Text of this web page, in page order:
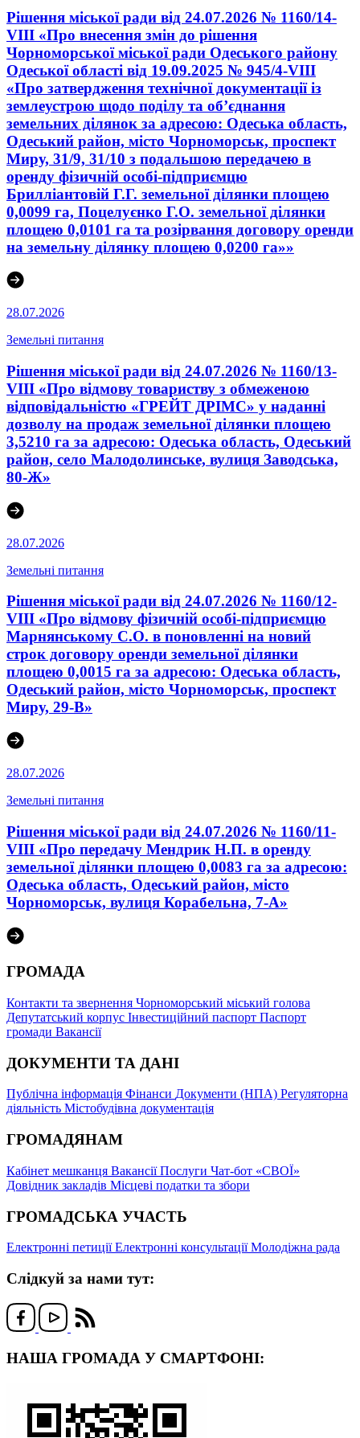
Рішення міської ради від 24.07.2026 № 1160/14-
VIII «Про внесення змін до рішення
Чорноморської міської ради Одеського району
Одеської області від 19.09.2025 № 945/4-VIII
«Про затвердження технічної документації із
землеустрою щодо поділу та об’єднання
земельних ділянок за адресою: Одеська область,
Одеський район, місто Чорноморськ, проспект
Миру, 31/9, 31/10 з подальшою передачею в
оренду фізичній особі-підприємцю
Брилліантовій Г.Г. земельної ділянки площею
0,0099 га, Поцелуєнко Г.О. земельної ділянки
площею 0,0101 га та розірвання договору оренди
на земельну ділянку площею 0,0200 га»»
28.07.2026
Земельні питання
Рішення міської ради від 24.07.2026 № 1160/13-
VIII «Про відмову товариству з обмеженою
відповідальністю «ГРЕЙТ ДРІМС» у наданні
дозволу на продаж земельної ділянки площею
3,5210 га за адресою: Одеська область, Одеський
район, село Малодолинське, вулиця Заводська,
80-Ж»
28.07.2026
Земельні питання
Рішення міської ради від 24.07.2026 № 1160/12-
VIII «Про відмову фізичній особі-підприємцю
Марнянському С.О. в поновленні на новий
строк договору оренди земельної ділянки
площею 0,0015 га за адресою: Одеська область,
Одеський район, місто Чорноморськ, проспект
Миру, 29-В»
28.07.2026
Земельні питання
Рішення міської ради від 24.07.2026 № 1160/11-
VIII «Про передачу Мендрик Н.П. в оренду
земельної ділянки площею 0,0083 га за адресою:
Одеська область, Одеський район, місто
Чорноморськ, вулиця Корабельна, 7-А»
ГРОМАДА
Контакти та звернення Чорноморський міський голова
Депутатський корпус Інвестиційний паспорт Паспорт
громади Вакансії
ДОКУМЕНТИ ТА ДАНІ
Публічна інформація Фінанси Документи (НПА) Регуляторна
діяльність Містобудівна документація
ГРОМАДЯНАМ
Кабінет мешканця ВакансіїПослуги Чат-бот «СВОЇ»
Довідник закладів Місцеві податки та збори
ГРОМАДСЬКА УЧАСТЬ
Електронні петиціїЕлектронні консультаціїМолодіжна рада
Слідкуй за нами тут:
НАША ГРОМАДА У СМАРТФОНІ: